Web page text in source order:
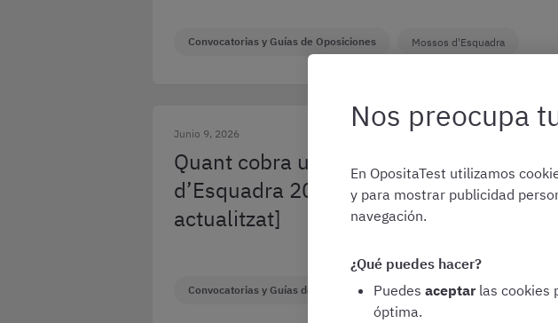
Convocatorias y Guías de Oposiciones Mossos d'Esquadra
Junio 9, 2026
Quant cobra un Mosso
d’Esquadra 2026? [Sou
actualitzat]
d'Esquadra! Te
sobre las
Autonómica de
Convocatorias y Guías de Oposiciones Mossos d'Esquadra
Nos preocupa
En OpositaTest utilizamos
y para mostrar publicidad
navegación.
¿Qué puedes hacer?
Puedes aceptar las cookies
óptima.